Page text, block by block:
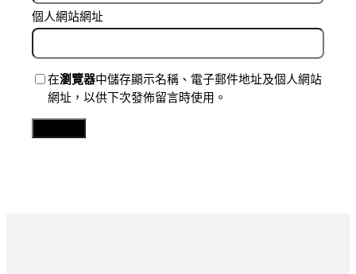
個人網站網址
在瀏覽器中儲存顯示名稱、電子郵件地址及個人網站
網址，以供下次發佈留言時使用。